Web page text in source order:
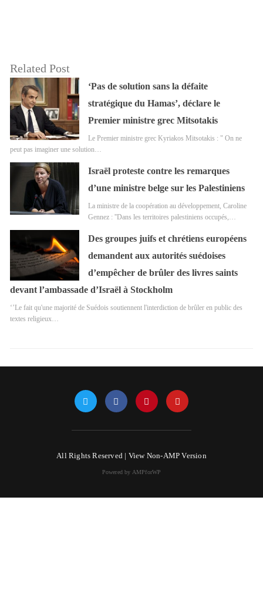
Related Post
‘Pas de solution sans la défaite
stratégique du Hamas’, déclare le
Premier ministre grec Mitsotakis
Le Premier ministre grec Kyriakos Mitsotakis : " On ne
peut pas imaginer une solution…
Israël proteste contre les remarques
d’une ministre belge sur les Palestiniens
La ministre de la coopération au développement, Caroline
Gennez : ''Dans les territoires palestiniens occupés,…
Des groupes juifs et chrétiens européens
demandent aux autorités suédoises
d’empêcher de brûler des livres saints
devant l’ambassade d’Israël à Stockholm
‘’Le fait qu'une majorité de Suédois soutiennent l'interdiction de brûler en public des
textes religieux…
All Rights Reserved | View Non-AMP Version
Powered by AMPforWP